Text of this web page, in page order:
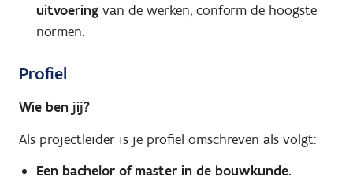
uitvoeringvan de werken, conform de hoogste
normen.
Profiel
Wie ben jij?
Als projectleider is je profiel omschreven als volgt:
Een bachelor of master in de bouwkunde.